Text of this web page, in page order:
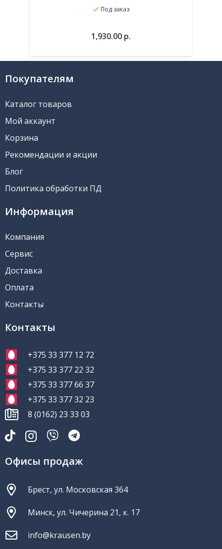
Под заказ
1,930.00 р.
В избранное В корзину
Покупателям
Каталог товаров
Мой аккаунт
Корзина
Рекомендации и акции
Блог
Политика обработки ПД
Информация
Компания
Сервис
Доставка
Оплата
Контакты
Контакты
+375 33 377 12 72
+375 33 377 22 32
+375 33 377 66 37
+375 33 377 32 23
8 (0162) 23 33 03
Офисы продаж
Брест, ул. Московская 364
Минск, ул. Чичерина 21, к. 17
info@krausen.by